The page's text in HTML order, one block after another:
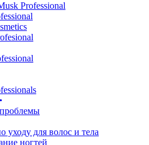
Professional
уходу для волос и тела
ногтей